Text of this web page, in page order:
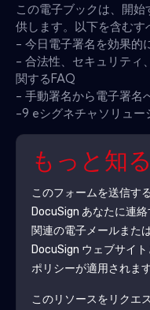
この電子ブックは、開
供します。以下を含むす
- 今日電子署名を効果的
- 合法性、セキュリティ
関するFAQ
- 手動署名から電子署名
-9 eシグネチャソリュー
もっと知る
このフォームを送信す
DocuSign あなたに連
関連の電子メールまた
DocuSign ウェブサイ
ポリシーが適用されます
このリソースをリクエ